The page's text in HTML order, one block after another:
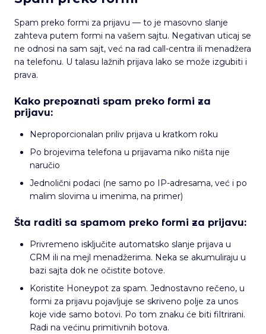
Spam preko formi za prijavu — to je masovno slanje
zahteva putem formi na vašem sajtu. Negativan uticaj se
ne odnosi na sam sajt, već na rad call-centra ili menadžera
na telefonu. U talasu lažnih prijava lako se može izgubiti i
prava.
Kako prepoznati spam preko formi za
prijavu:
Neproporcionalan priliv prijava u kratkom roku
Po brojevima telefona u prijavama niko ništa nije
naručio
Jednolični podaci (ne samo po IP-adresama, već i po
malim slovima u imenima, na primer)
Šta raditi sa spamom preko formi za prijavu:
Privremeno isključite automatsko slanje prijava u
CRM ili na mejl menadžerima. Neka se akumuliraju u
bazi sajta dok ne očistite botove.
Koristite Honeypot za spam. Jednostavno rečeno, u
formi za prijavu pojavljuje se skriveno polje za unos
koje vide samo botovi. Po tom znaku će biti filtrirani.
Radi na većinu primitivnih botova.